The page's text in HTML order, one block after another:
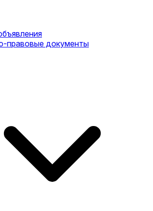
правовые документы